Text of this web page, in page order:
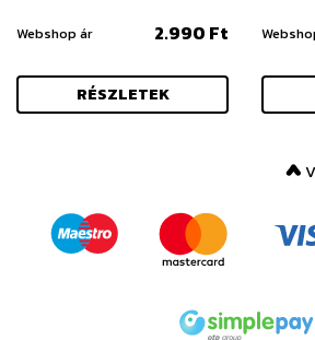
Webshop ár 2.990 Ft
RÉSZLETEK